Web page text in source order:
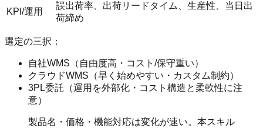
KPI/運用
誤出荷率、出荷リードタイム、生産性、当日出
荷締め
選定の三択：
自社WMS（自由度高・コスト/保守重い）
クラウドWMS（早く始めやすい・カスタム制約）
3PL委託（運用を外部化・コスト構造と柔軟性に注
意）
製品名・価格・機能対応は変化が速い。本スキル